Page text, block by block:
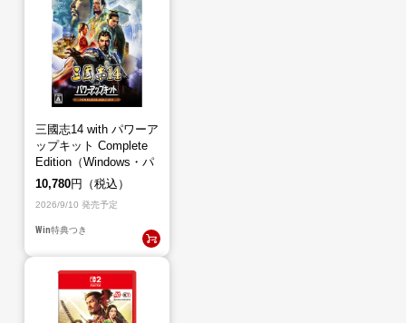
三國志14 with パワーア
ップキット Complete
Edition（Windows・パ
ッケージ版）
10,780円（税込）
2026/9/10 発売予定
Win特典つき